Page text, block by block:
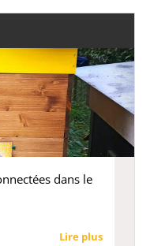
dans le
Lire plus